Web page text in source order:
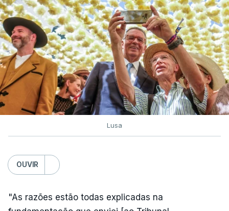
Lusa
OUVIR
"As razões estão todas explicadas na